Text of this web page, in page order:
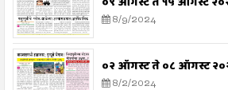
8/9/2024
०२ ऑगस्ट ते ०८ ऑगस्ट
8/2/2024